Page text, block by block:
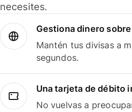
necesites.
Gestiona dinero
Mantén tus divisas a
segundos.
Una tarjeta de débito
No vuelvas a